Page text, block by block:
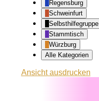
Regensburg
Schweinfurt
Selbsthilfegruppe
Stammtisch
Würzburg
Alle Kategorien
Ansichtausdrucken